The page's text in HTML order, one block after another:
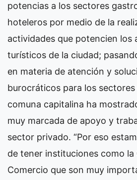
potencias a los sectores
hoteleros por medio de la
actividades que potencien los
turísticos de la ciudad;
en materia de atención y
burocráticos para los sectores
comuna capitalina ha
muy marcada de apoyo y
sector privado. “Por eso
de tener instituciones como la
Comercio que son muy